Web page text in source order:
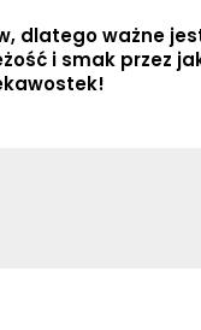
dlatego ważne
i smak przez